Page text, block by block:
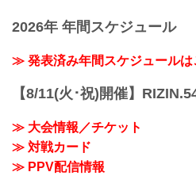
2026年 年間スケジュール
≫ 発表済み年間スケジュールは
【8/11(火･祝)開催】
≫ 大会情報／チケット
≫ 対戦カード
≫ PPV配信情報